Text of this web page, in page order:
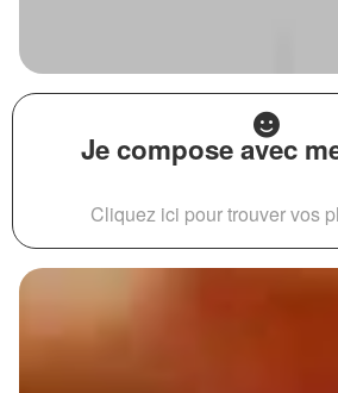
Je compose avec
Cliquez ici pour trouver vos